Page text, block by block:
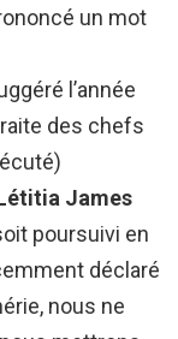
un mot
l’année
des chefs
James
poursuivi en
déclaré
nous ne